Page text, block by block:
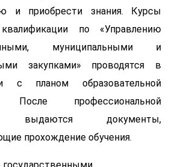
и приобрести знания. Курсы
по «Управлению
муниципальными и
закупками» проводятся в
с планом образовательной
После профессиональной
выдаются документы,
прохождение обучения.